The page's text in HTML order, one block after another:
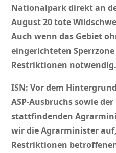
Nationalpark direkt an
August 20 tote
Auch wenn das Gebiet
eingerichteten
Restriktionen notwendig.
ISN: Vor dem
ASP-Ausbruchs sowie
stattfindenden
wir die Agrarminister auf,
Restriktionen